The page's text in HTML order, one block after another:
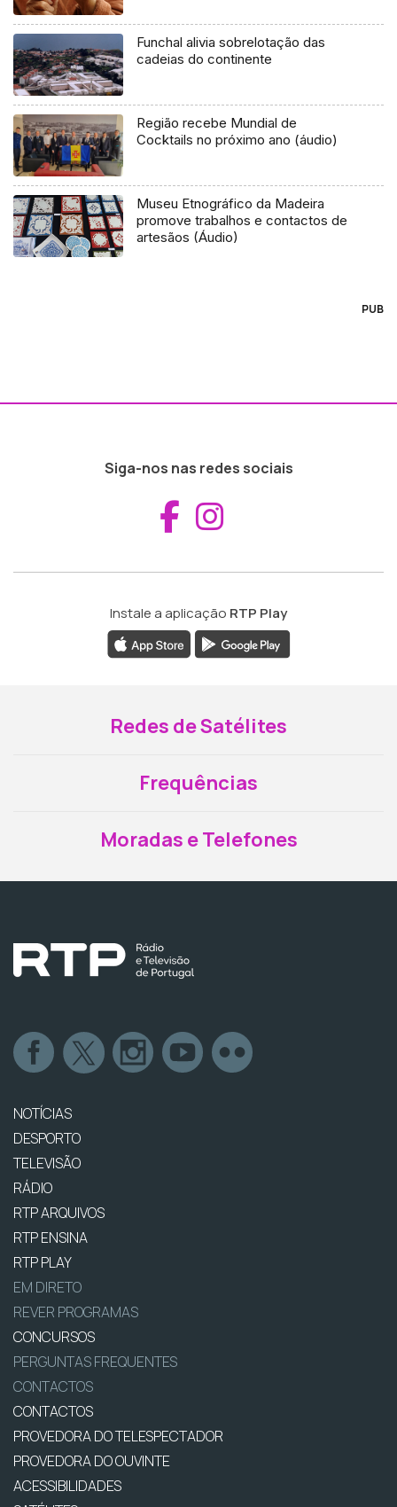
Funchal alivia sobrelotação das
cadeias do continente
Região recebe Mundial de
Cocktails no próximo ano (áudio)
Museu Etnográfico da Madeira
promove trabalhos e contactos de
artesãos (Áudio)
PUB
Siga-nos nas redes sociais
Aceder ao
Instale a aplicação RTP Play
Redes de Satélites
Frequências
Moradas e Telefones
NOTÍCIAS
DESPORTO
TELEVISÃO
RÁDIO
RTP ARQUIVOS
RTP ENSINA
RTP PLAY
EM DIRETO
REVER PROGRAMAS
CONCURSOS
PERGUNTAS FREQUENTES
CONTACTOS
CONTACTOS
PROVEDORA DO TELESPECTADOR
PROVEDORA DO OUVINTE
ACESSIBILIDADES